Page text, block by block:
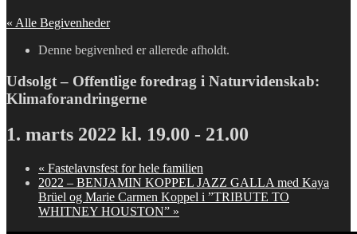
« Alle Begivenheder
Denne begivenhed er allerede afholdt.
Udsolgt – Offentlige foredrag i Naturvidenskab:
Klimaforandringerne
1. marts 2022 kl. 19.00 - 21.00
« Fastelavnsfest for hele familien
2022 – BENJAMIN KOPPEL JAZZ GALLA med Kaya
Brüel og Marie Carmen Koppel i ”TRIBUTE TO
WHITNEY HOUSTON” »